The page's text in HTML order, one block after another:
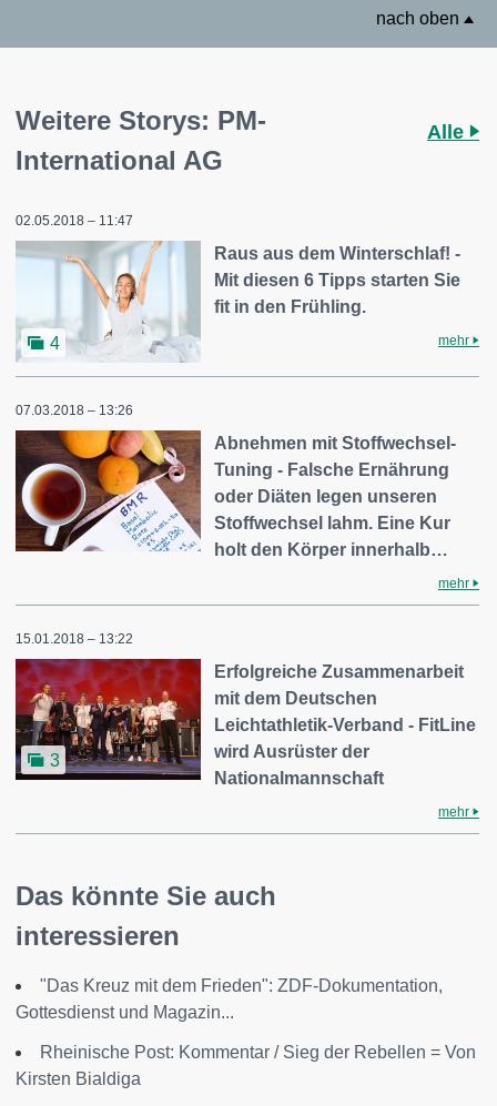
nach oben
Weitere Storys: PM-
International AG
Alle
02.05.2018 – 11:47
4
Raus aus dem Winterschlaf! -
Mit diesen 6 Tipps starten Sie
fit in den Frühling.
mehr
07.03.2018 – 13:26
Abnehmen mit Stoffwechsel-
Tuning - Falsche Ernährung
oder Diäten legen unseren
Stoffwechsel lahm. Eine Kur
holt den Körper innerhalb…
mehr
15.01.2018 – 13:22
3
Erfolgreiche Zusammenarbeit
mit dem Deutschen
Leichtathletik-Verband - FitLine
wird Ausrüster der
Nationalmannschaft
mehr
Das könnte Sie auch
interessieren
"Das Kreuz mit dem Frieden": ZDF-Dokumentation,
Gottesdienst und Magazin...
Rheinische Post: Kommentar / Sieg der Rebellen = Von
Kirsten Bialdiga